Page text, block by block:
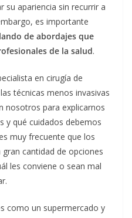
su apariencia sin recurrir a
es importante
de abordajes que
de la salud.
en cirugía de
técnicas menos invasivas
nosotros para explicarnos
y qué cuidados debemos
muy frecuente que los
cantidad de opciones
les conviene o sean mal
como un supermercado y